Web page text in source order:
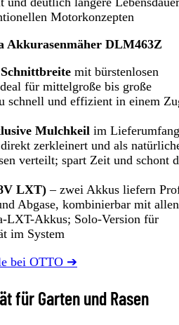
Motorkonzepten
Akkurasenmäher DLM463Z
mit bürstenlosen
für mittelgroße bis große
schnell und effizient in einem
Mulchkeil im
zerkleinert und als
verteilt; spart Zeit und schont
LXT) – zwei Akkus liefern
Abgase, kombinierbar mit allen
LXT-Akkus; Solo-Version für
im System
bei OTTO ➔
für Garten und Rasen